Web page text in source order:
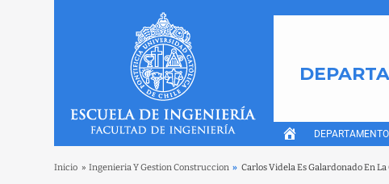
DEPARTAMENTO
Inicio » Ingenieria Y Gestion Construccion » Carlos Videla Es Galardonado En